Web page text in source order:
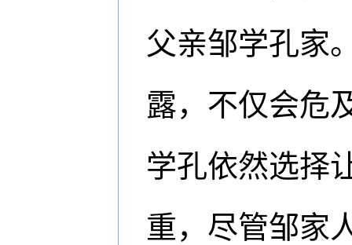
父亲邹学孔家
露，不仅会危
学孔依然选择
重，尽管邹家